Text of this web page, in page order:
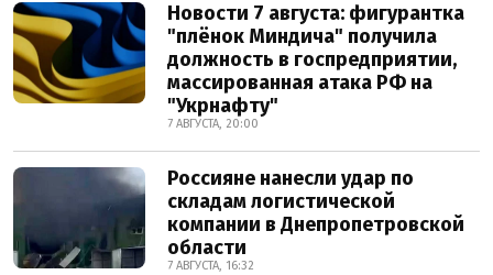
Новости 7 августа: фигурантка
"плёнок Миндича" получила
должность в госпредприятии,
массированная атака РФ на
"Укрнафту"
7 АВГУСТА, 20:00
Россияне нанесли удар по
складам логистической
компании в Днепропетровской
области
7 АВГУСТА, 16:32